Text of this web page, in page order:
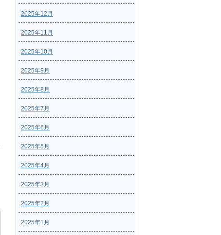
2025年12月
2025年11月
2025年10月
2025年9月
2025年8月
2025年7月
2025年6月
2025年5月
2025年4月
2025年3月
2025年2月
2025年1月